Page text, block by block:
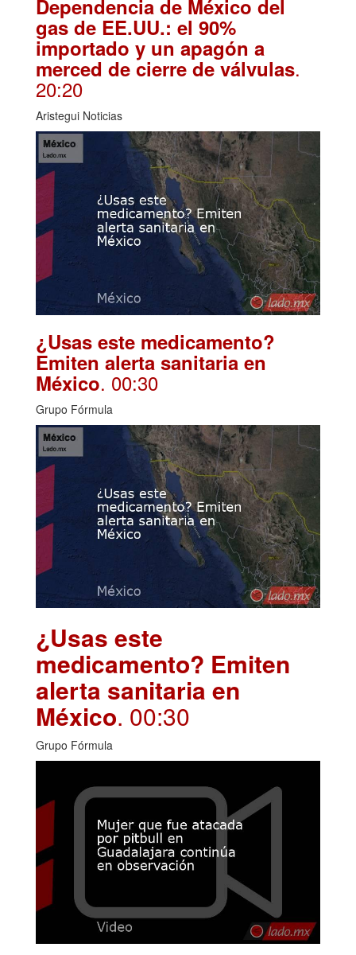
Dependencia de México del
gas de EE.UU.: el 90%
importado y un apagón a
merced de cierre de válvulas.
20:20
Aristegui Noticias
¿Usas este medicamento?
Emiten alerta sanitaria en
México. 00:30
Grupo Fórmula
¿Usas este
medicamento? Emiten
alerta sanitaria en
México. 00:30
Grupo Fórmula